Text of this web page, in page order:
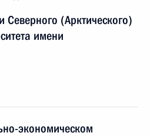
Северного (Арктического)
имени
экономическом